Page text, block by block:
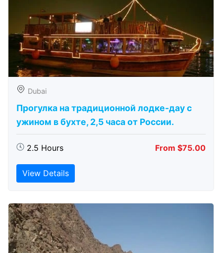
Dubai
Прогулка на традиционной лодке-дау с
ужином в бухте, 2,5 часа от России.
2.5 Hours From $75.00
View Details